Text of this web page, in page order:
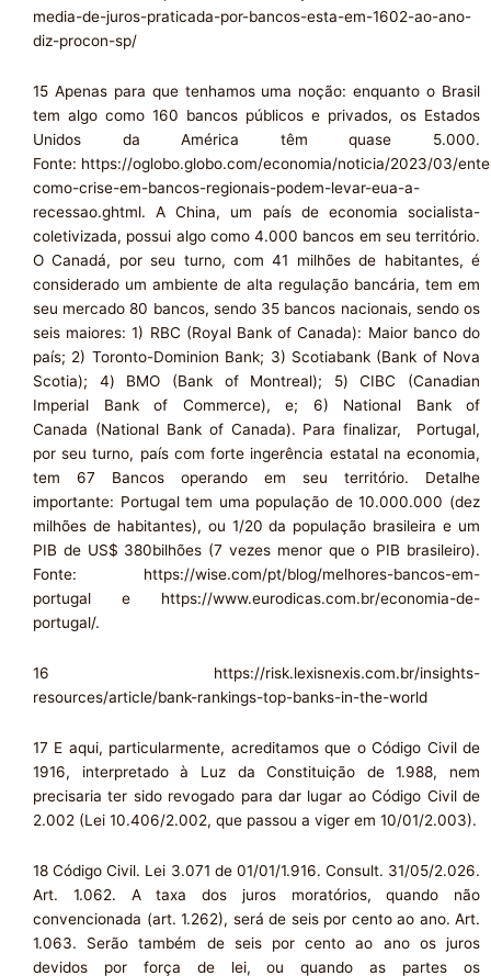
media-de-juros-praticada-por-bancos-esta-em-1602-ao-ano-
diz-procon-sp/
15 Apenas para que tenhamos uma noção: enquanto o Brasil
tem algo como 160 bancos públicos e privados, os Estados
Unidos da América têm quase 5.000.
Fonte: https://oglobo.globo.com/economia/noticia/2023/03/
como-crise-em-bancos-regionais-podem-levar-eua-a-
recessao.ghtml. A China, um país de economia socialista-
coletivizada, possui algo como 4.000 bancos em seu território.
O Canadá, por seu turno, com 41 milhões de habitantes, é
considerado um ambiente de alta regulação bancária, tem em
seu mercado 80 bancos, sendo 35 bancos nacionais, sendo os
seis maiores: 1) RBC (Royal Bank of Canada): Maior banco do
país; 2) Toronto-Dominion Bank; 3) Scotiabank (Bank of Nova
Scotia); 4) BMO (Bank of Montreal); 5) CIBC (Canadian
Imperial Bank of Commerce), e; 6) National Bank of
Canada (National Bank of Canada). Para finalizar, Portugal,
por seu turno, país com forte ingerência estatal na economia,
tem 67 Bancos operando em seu território. Detalhe
importante: Portugal tem uma população de 10.000.000 (dez
milhões de habitantes), ou 1/20 da população brasileira e um
PIB de US$ 380bilhões (7 vezes menor que o PIB brasileiro).
Fonte: https://wise.com/pt/blog/melhores-bancos-em-
portugal e https://www.eurodicas.com.br/economia-de-
portugal/.
16 https://risk.lexisnexis.com.br/insights-
resources/article/bank-rankings-top-banks-in-the-world
17 E aqui, particularmente, acreditamos que o Código Civil de
1916, interpretado à Luz da Constituição de 1.988, nem
precisaria ter sido revogado para dar lugar ao Código Civil de
2.002 (Lei 10.406/2.002, que passou a viger em 10/01/2.003).
18 Código Civil. Lei 3.071 de 01/01/1.916. Consult. 31/05/2.026.
Art. 1.062. A taxa dos juros moratórios, quando não
convencionada (art. 1.262), será de seis por cento ao ano. Art.
1.063. Serão também de seis por cento ao ano os juros
devidos por força de lei, ou quando as partes os